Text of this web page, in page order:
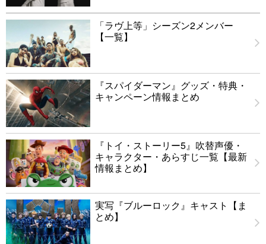
「ラヴ上等」シーズン2メンバー
【一覧】
『スパイダーマン』グッズ・特典・
キャンペーン情報まとめ
『トイ・ストーリー5』吹替声優・
キャラクター・あらすじ一覧【最新
情報まとめ】
実写『ブルーロック』キャスト【ま
とめ】